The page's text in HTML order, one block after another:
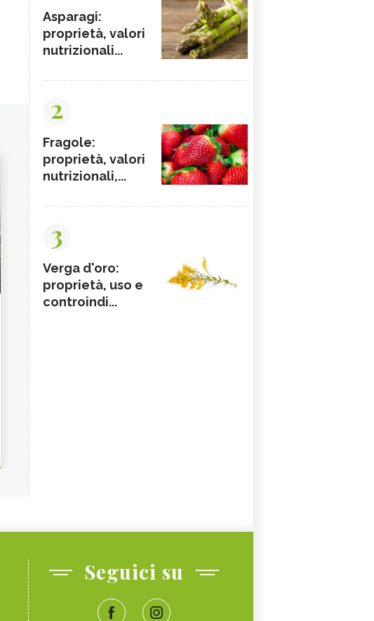
Asparagi:
proprietà, valori
nutrizionali...
2
Fragole:
proprietà, valori
nutrizionali,...
3
Verga d'oro:
proprietà, uso e
controindi...
Seguici su